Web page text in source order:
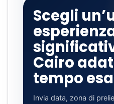
Scegli
Cairo
tempo
Invia data, zona di